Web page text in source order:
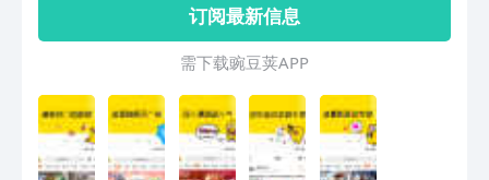
忍者新时代》 《峡谷重案组4》 《水果
篮子 第二季》 《黑色四叶草》 《嗜谎之
神》 《文豪与炼金术师》 《转生成为了
只有乙女游戏破灭Flag的邪恶大小姐》
《爱书的下克上2》等多部热门新番尽在
土豆！在此炎炎夏日，吹着空调一起追番
吧！
订阅最新信息
需 下 载 豌 豆 荚 A P P